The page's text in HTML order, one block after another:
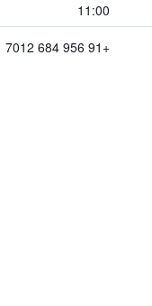
11:00
+91 956 684 7012